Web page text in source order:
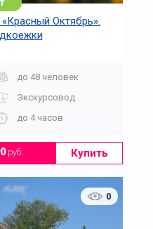
Октябрь».
до 48 человек
Экскурсовод
до 4 часов
руб. Купить
0